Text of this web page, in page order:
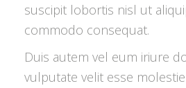
suscipit lobortis nisl ut
commodo consequat.
Duis autem vel eum iriure
vulputate velit esse